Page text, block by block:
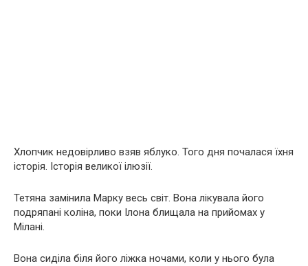
Хлопчик недовірливо взяв яблуко. Того дня почалася їхня
історія. Історія великої ілюзії.
Тетяна замінила Марку весь світ. Вона лікувала його
подряпані коліна, поки Ілона блищала на прийомах у
Мілані.
Вона сиділа біля його ліжка ночами, коли у нього була